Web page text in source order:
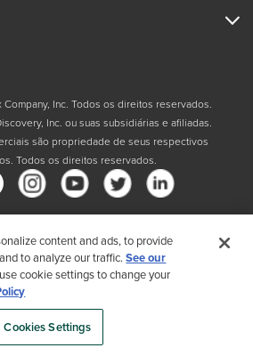
Inc. Todos os direitos reservados.
Inc. ou suas subsidiárias e afiliadas.
são propriedade de seus respectivos
Todos os direitos reservados.
reconhece que leu a Política de Privacidade
content and ads, to provide
to analyze our traffic.See our
cookie settings to change your
Cookies Settings